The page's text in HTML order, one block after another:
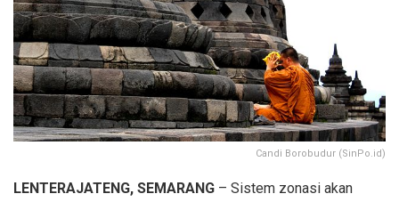
Candi Borobudur (SinPo.id)
LENTERAJATENG, SEMARANG – Sistem zonasi akan